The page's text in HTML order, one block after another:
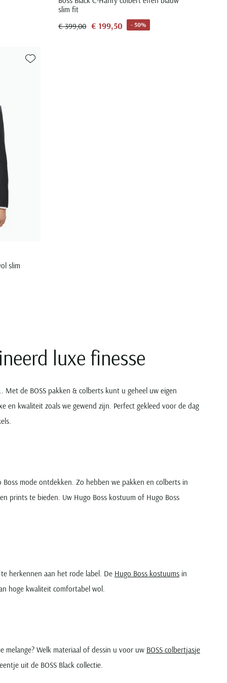
slim fit
€ 399,00 € 199,50 - 50%
slim
luxe finesse
de BOSS pakken & colberts kunt u geheel uw eigen
en kwaliteit zoals we gewend zijn. Perfect gekleed voor de dag
mode ontdekken. Zo hebben we pakken en colberts in
prints te bieden. Uw Hugo Boss kostuum of Hugo Boss
herkennen aan het rode label. De Hugo Boss kostuums in
hoge kwaliteit comfortabel wol.
Welk materiaal of dessin u voor uw BOSS colbertjasje
uit de BOSS Black collectie.